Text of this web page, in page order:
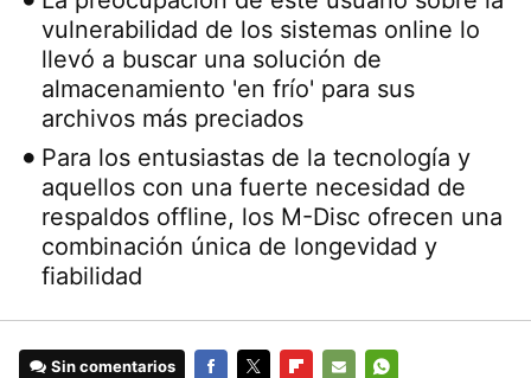
vulnerabilidad de los sistemas online lo
llevó a buscar una solución de
almacenamiento 'en frío' para sus
archivos más preciados
Para los entusiastas de la tecnología y
aquellos con una fuerte necesidad de
respaldos offline, los M-Disc ofrecen una
combinación única de longevidad y
fiabilidad
Sin comentarios